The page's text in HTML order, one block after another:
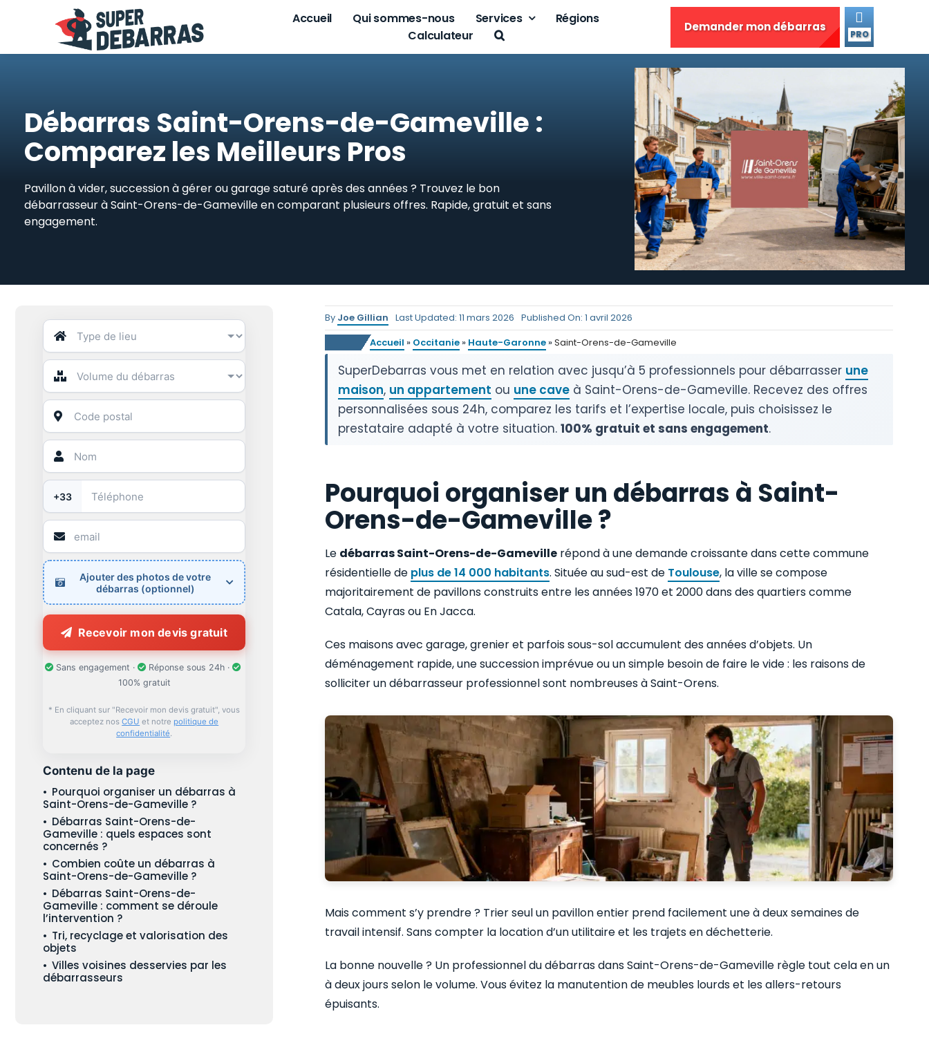
Accueil Qui sommes-nous Services
Régions
Calculateur
Demander mon débarras
PRO
Débarras Saint-Orens-de-Gameville :
Comparez les Meilleurs Pros
Pavillon à vider, succession à gérer ou garage saturé après des années ? Trouvez le bon
débarrasseur à Saint-Orens-de-Gameville en comparant plusieurs offres. Rapide, gratuit et sans
engagement.
+33
Ajouter des photos de votre
débarras (optionnel)
Recevoir mon devis gratuit
Sans engagement ·
Réponse sous 24h ·
100% gratuit
* En cliquant sur "Recevoir mon devis gratuit", vous
acceptez nosCGU et notre politique de
confidentialité.
Contenu de la page
Pourquoi organiser un débarras à
Saint-Orens-de-Gameville ?
Débarras Saint-Orens-de-
Gameville : quels espaces sont
concernés ?
Combien coûte un débarras à
Saint-Orens-de-Gameville ?
Débarras Saint-Orens-de-
Gameville : comment se déroule
l’intervention ?
Tri, recyclage et valorisation des
objets
Villes voisines desservies par les
débarrasseurs
By Joe Gillian Last Updated: 11 mars 2026 Published On: 1 avril 2026
Accueil » Occitanie » Haute-Garonne »Saint-Orens-de-Gameville
SuperDebarras vous met en relation avec jusqu’à 5 professionnels pour débarrasser une
maison, un appartement ou une cave à Saint-Orens-de-Gameville. Recevez des offres
personnalisées sous 24h, comparez les tarifs et l’expertise locale, puis choisissez le
prestataire adapté à votre situation.100% gratuit et sans engagement.
Pourquoi organiser un débarras à Saint-
Orens-de-Gameville ?
Le débarras Saint-Orens-de-Gameville répond à une demande croissante dans cette commune
résidentielle de plus de 14 000 habitants. Située au sud-est de Toulouse, la ville se compose
majoritairement de pavillons construits entre les années 1970 et 2000 dans des quartiers comme
Catala, Cayras ou En Jacca.
Ces maisons avec garage, grenier et parfois sous-sol accumulent des années d’objets. Un
déménagement rapide, une succession imprévue ou un simple besoin de faire le vide : les raisons de
solliciter un débarrasseur professionnel sont nombreuses à Saint-Orens.
Mais comment s’y prendre ? Trier seul un pavillon entier prend facilement une à deux semaines de
travail intensif. Sans compter la location d’un utilitaire et les trajets en déchetterie.
La bonne nouvelle ? Un professionnel du débarras dans Saint-Orens-de-Gameville règle tout cela en un
à deux jours selon le volume. Vous évitez la manutention de meubles lourds et les allers-retours
épuisants.